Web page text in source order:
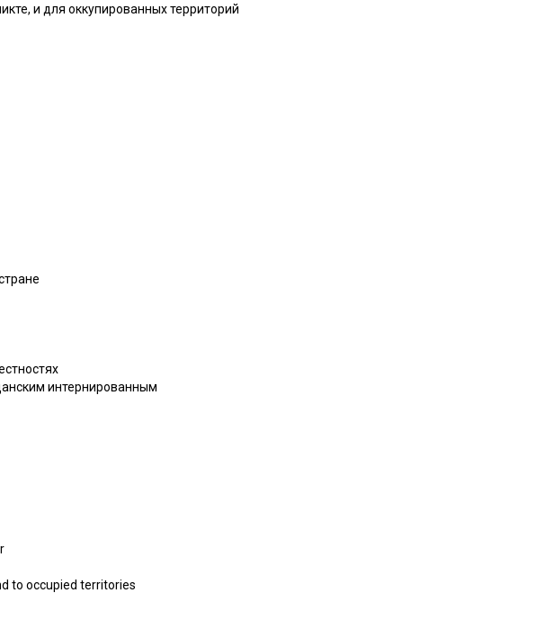
и для оккупированных территорий
интернированным
to occupied territories